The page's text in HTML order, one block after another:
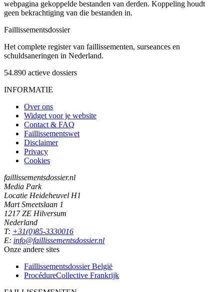
webpagina gekoppelde bestanden van derden. Koppeling houdt
geen bekrachtiging van die bestanden in.
Faillissementsdossier
Het complete register van faillissementen, surseances en
schuldsaneringen in Nederland.
54.890 actieve dossiers
INFORMATIE
Over ons
Widget voor je website
Contact & FAQ
Faillissementswet
Disclaimer
Privacy
Cookies
faillissementsdossier.nl
Media Park
Locatie Heideheuvel H1
Mart Smeetslaan 1
1217 ZE Hilversum
Nederland
T: +31(0)85-3330016
E: info@faillissementsdossier.nl
Onze andere sites
Faillissementsdossier België
ProcédureCollective Frankrijk